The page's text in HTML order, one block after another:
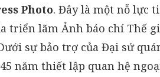
Photo. Đây là một nỗ lực
triển lãm Ảnh báo chí Thế
sự bảo trợ của Đại sứ
năm thiết lập quan hệ